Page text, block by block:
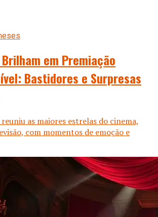
em Premiação
Bastidores e Surpresas
as maiores estrelas do cinema,
com momentos de emoção e